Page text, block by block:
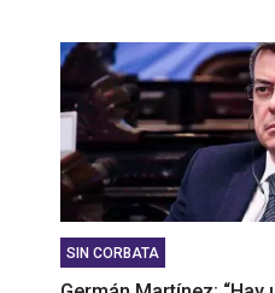
SIN CORBATA